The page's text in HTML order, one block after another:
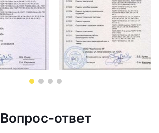
Вопрос-ответ